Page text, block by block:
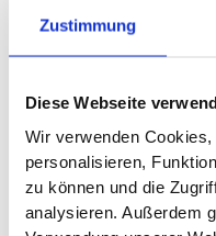
Zustimmung
Diese Webseite
Wir verwenden
personalisieren,
zu können und die
analysieren. Außerdem
Auswahl oder
Bedürfnisse von
Lieferung von
können oder deren
überschritten